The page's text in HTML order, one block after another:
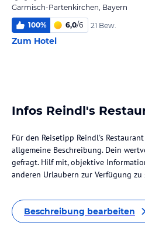
Garmisch-Partenkirchen, Bayern
100% 6,0/6 21 Bew.
Zum Hotel
Infos Reindl's
Für den Reisetipp Reindl's
allgemeine Beschreibung. Dein
gefragt. Hilf mit, objektive
anderen Urlaubern zur Verfügung zu
Beschreibung bearbeiten